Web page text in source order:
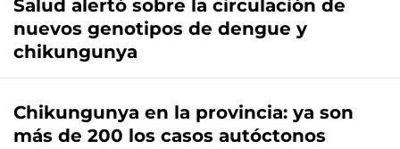
Salud alertó sobre la circulación de
nuevos genotipos de dengue y
chikungunya
Chikungunya en la provincia: ya son
más de 200 los casos autóctonos